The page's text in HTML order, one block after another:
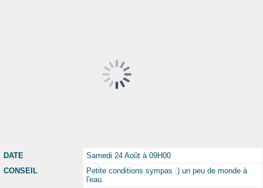
DATE
Samedi 24 Août à 09H00
CONSEIL
Petite conditions sympas :) un peu de monde à
l'eau.